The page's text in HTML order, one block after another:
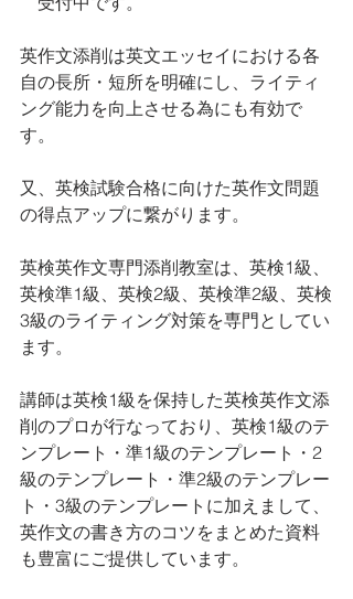
英作文添削は英文エッセイにおける各
自の長所・短所を明確にし、ライティ
ング能力を向上させる為にも有効で
す。
又、英検試験合格に向けた英作文問題
の得点アップに繋がります。
英検英作文専門添削教室は、英検1級、
英検準1級、英検2級、英検準2級、英検
3級のライティング対策を専門としてい
ます。
講師は英検1級を保持した英検英作文添
削のプロが行なっており、英検1級のテ
ンプレート・準1級のテンプレート・2
級のテンプレート・準2級のテンプレー
ト・3級のテンプレートに加えまして、
英作文の書き方のコツをまとめた資料
も豊富にご提供しています。